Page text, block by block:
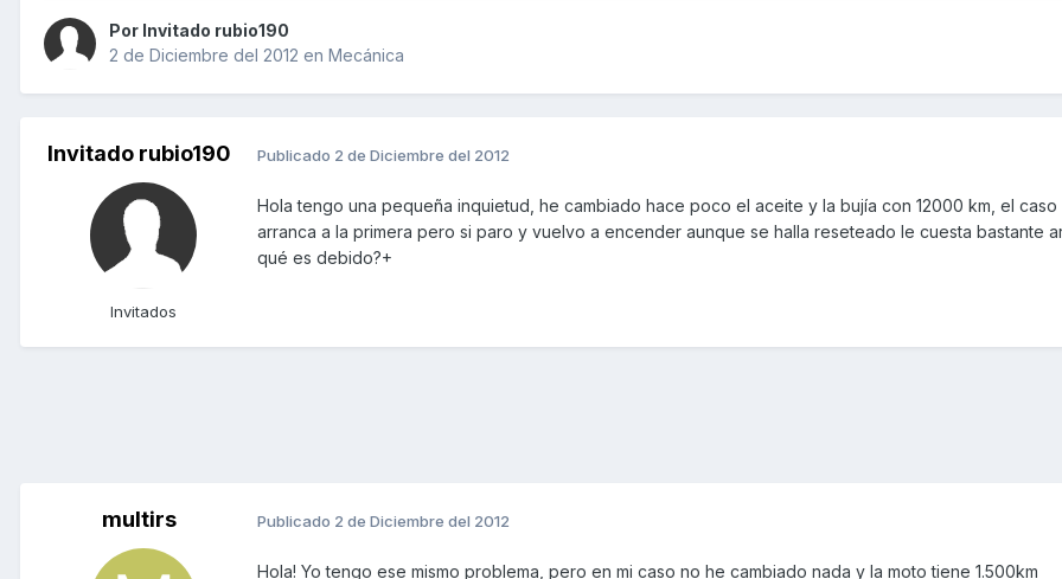
Por Invitado rubio190
2 de Diciembre del 2012 en Mecánica
Invitado rubio190
Invitados
Publicado 2 de Diciembre del 2012
Hola tengo una pequeña inquietud, he cambiado hace poco el aceite y la bujía con 12000 km, el
arranca a la primera pero si paro y vuelvo a encender aunque se halla reseteado le cuesta bastante
qué es debido?+
multirs Publicado 2 de Diciembre del 2012
Hola! Yo tengo ese mismo problema, pero en mi caso no he cambiado nada y la moto tiene 1.500km